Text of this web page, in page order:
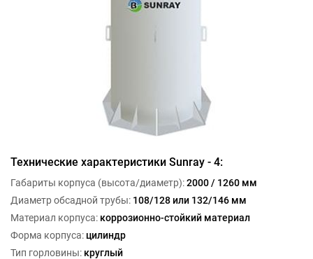
Технические характеристики Sunray - 4:
Габариты корпуса (высота/диаметр):2000 / 1260 мм
Диаметр обсадной трубы: 108/128 или 132/146 мм
Материал корпуса: коррозионно-стойкий материал
Форма корпуса: цилиндр
Тип горловины: круглый